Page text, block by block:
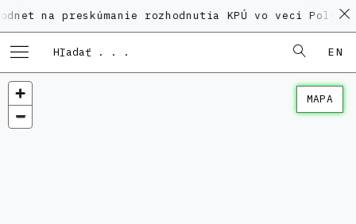
preskúmanie rozhodnutia KPÚ vo veci
EN
MAPA